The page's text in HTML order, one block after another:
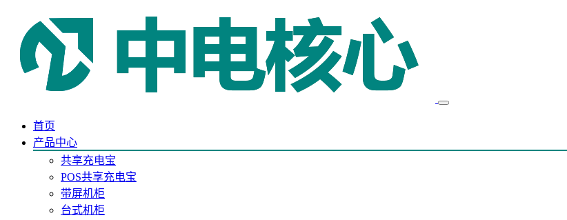
首页
产品中心
共享充电宝
POS共享充电宝
带屏机柜
台式机柜